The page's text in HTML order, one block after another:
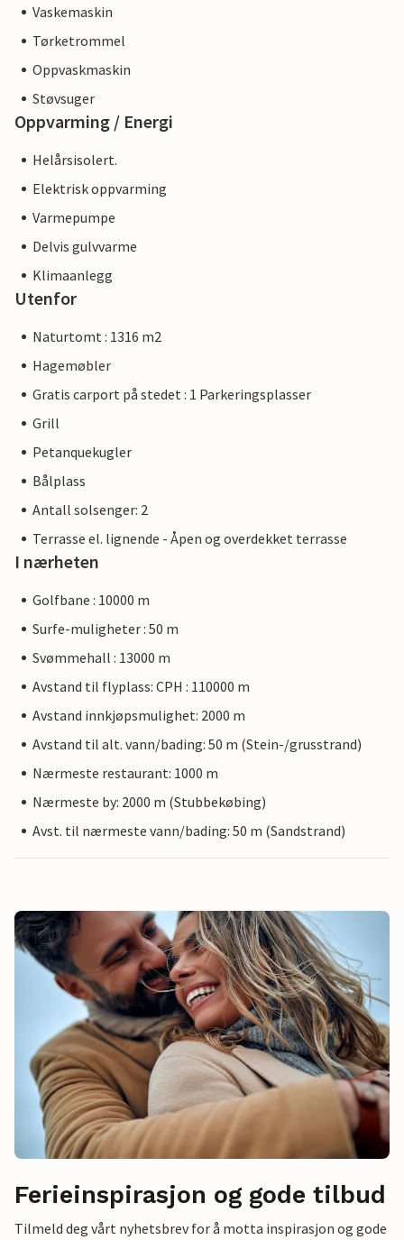
Vaskemaskin
Tørketrommel
Oppvaskmaskin
Støvsuger
Oppvarming / Energi
Helårsisolert.
Elektrisk oppvarming
Varmepumpe
Delvis gulvvarme
Klimaanlegg
Utenfor
Naturtomt : 1316 m2
Hagemøbler
Gratis carport på stedet : 1 Parkeringsplasser
Grill
Petanquekugler
Bålplass
Antall solsenger: 2
Terrasse el. lignende - Åpen og overdekket terrasse
I nærheten
Golfbane : 10000 m
Surfe-muligheter : 50 m
Svømmehall : 13000 m
Avstand til flyplass: CPH : 110000 m
Avstand innkjøpsmulighet: 2000 m
Avstand til alt. vann/bading: 50 m (Stein-/grusstrand)
Nærmeste restaurant: 1000 m
Nærmeste by: 2000 m (Stubbekøbing)
Avst. til nærmeste vann/bading: 50 m (Sandstrand)
Ferieinspirasjon og gode tilbud
Tilmeld deg vårt nyhetsbrev for å motta inspirasjon og gode